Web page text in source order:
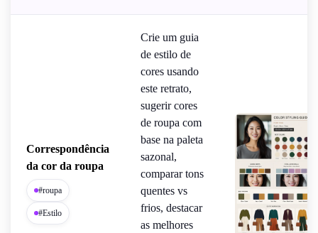
Correspondência
da cor da roupa
#roupa
#Estilo
Crie um guia
de estilo de
cores usando
este retrato,
sugerir cores
de roupa com
base na paleta
sazonal,
comparar tons
quentes vs
frios, destacar
as melhores